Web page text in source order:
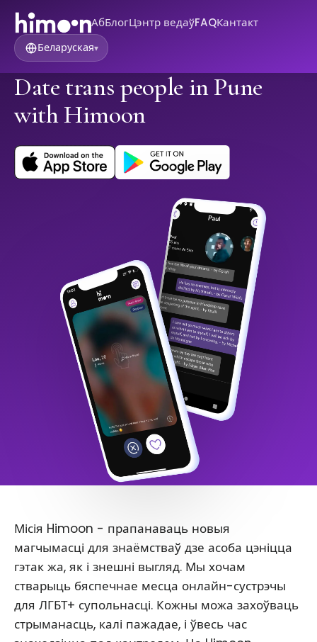
АбБлогЦэнтр ведаўFAQКантакт
Беларуская▾
Date trans people in Pune
with Himoon
Місія Himoon - прапанаваць новыя
магчымасці для знаёмстваў дзе асоба цэніцца
гэтак жа, як і знешні выгляд. Мы хочам
стварыць бяспечнае месца онлайн-сустрэчы
для ЛГБТ+ супольнасці. Кожны можа захоўваць
стрыманасць, калі пажадае, і ўвесь час